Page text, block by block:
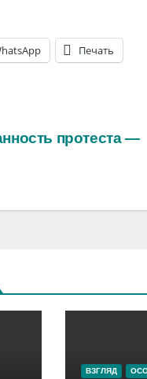
Печать
протеста —
ВЗГЛЯД